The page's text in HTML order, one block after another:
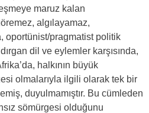
maruz kalan
algılayamaz,
oportünist/pragmatist politik
dil ve eylemler karşısında,
halkının büyük
olmalarıyla ilgili olarak tek bir
duyulmamıştır. Bu cümleden
sömürgesi olduğunu